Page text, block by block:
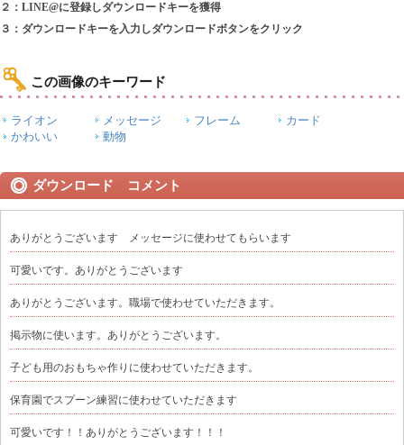
２：LINE@に登録しダウンロードキーを獲得
３：ダウンロードキーを入力しダウンロードボタンをクリック
この画像のキーワード
ライオン メッセージ フレーム
カード
かわいい
動物
ダウンロード コメント
ありがとうございます メッセージに使わせてもらいます
可愛いです。ありがとうございます
ありがとうございます。職場で使わせていただきます。
掲示物に使います。ありがとうございます。
子ども用のおもちゃ作りに使わせていただきます。
保育園でスプーン練習に使わせていただきます
可愛いです！！ありがとうございます！！！